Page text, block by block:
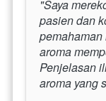
"Saya
pasien dan
aroma
Penjelasan
aroma yang